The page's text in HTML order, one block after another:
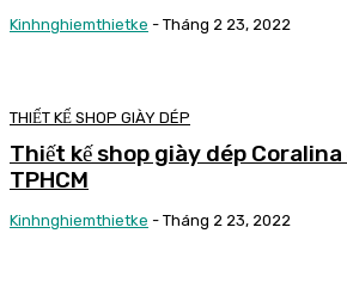
Kinhnghiemthietke - Tháng 2 23, 2022
THIẾT KẾ SHOP GIÀY DÉP
Thiết kế shop giày dép Coralina
TPHCM
Kinhnghiemthietke - Tháng 2 23, 2022